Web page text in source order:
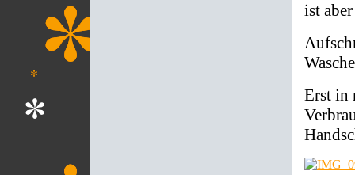
ist
Erst in